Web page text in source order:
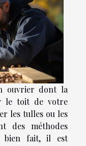
ouvrier dont la
le toit de votre
les tulles ou les
des méthodes
bien fait, il est